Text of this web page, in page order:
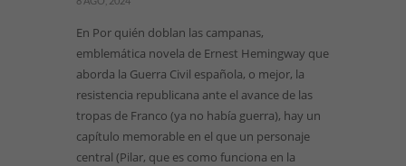
En Por quién doblan las campanas,
emblemática novela de Ernest Hemingway que
aborda la Guerra Civil española, o mejor, la
resistencia republicana ante el avance de las
tropas de Franco (ya no había guerra), hay un
capítulo memorable en el que un personaje
central (Pilar, que es como funciona en la